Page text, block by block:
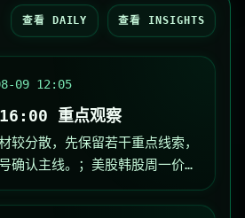
查看 DAILY 查看 INSIGHTS
09 12:05
重点观察
较分散，先保留若干重点线索，
确认主线。；美股韩股周一价格
涨超2%，美股盘前将略微走高
8 月 9 日，在传统市场周末